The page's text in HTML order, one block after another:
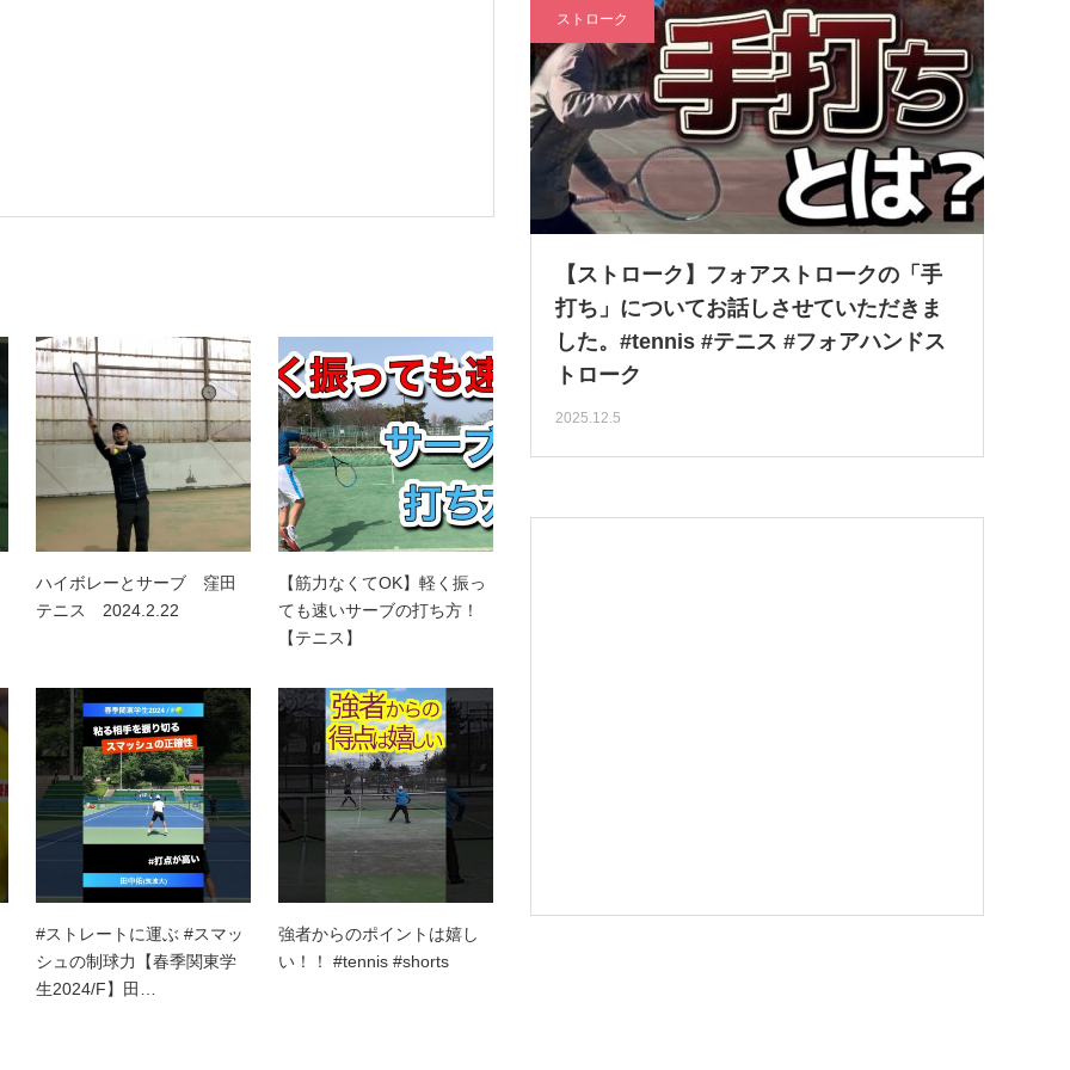
ハイボレーとサーブ 窪田
テニス 2024.2.22
【筋力なくてOK】軽く振っ
ても速いサーブの打ち方！
【テニス】
#ストレートに運ぶ #スマッ
シュの制球力【春季関東学
生2024/F】田…
強者からのポイントは嬉し
い！！ #tennis #shorts
ストローク
【ストローク】フォアストロークの「手
打ち」についてお話しさせていただきま
した。#tennis #テニス #フォアハンドス
トローク
2025.12.5